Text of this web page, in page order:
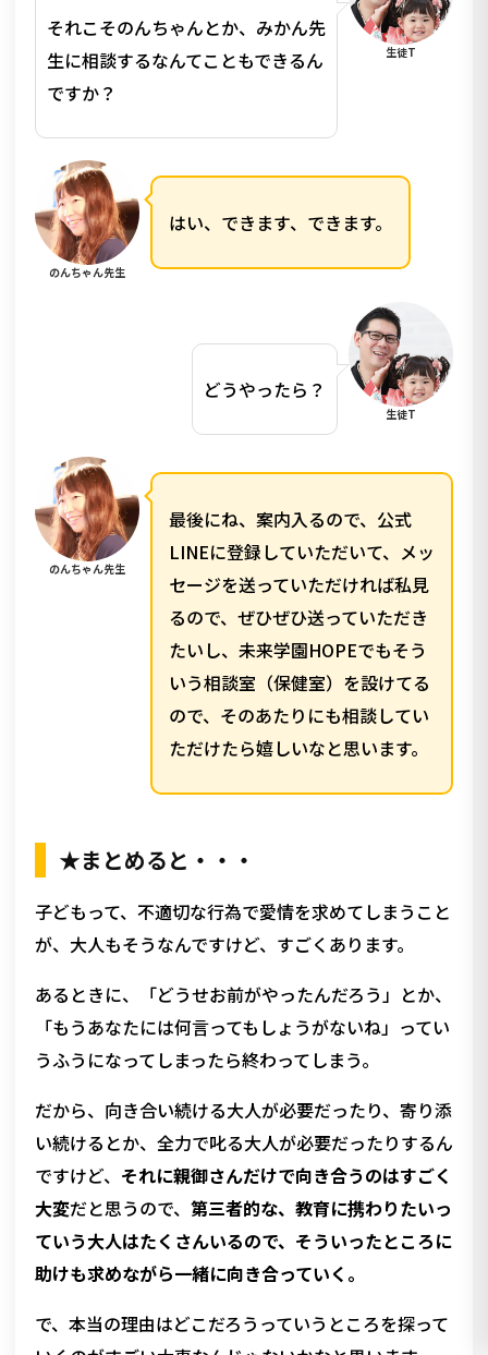
それこそのんちゃんとか、みかん先
生に相談するなんてこともできるん
ですか？
生徒T
のんちゃん先生
はい、できます、できます。
どうやったら？
生徒T
のんちゃん先生
最後にね、案内入るので、公式
LINEに登録していただいて、メッ
セージを送っていただければ私見
るので、ぜひぜひ送っていただき
たいし、未来学園HOPEでもそう
いう相談室（保健室）を設けてる
ので、そのあたりにも相談してい
ただけたら嬉しいなと思います。
★まとめると・・・
子どもって、不適切な行為で愛情を求めてしまうこと
が、大人もそうなんですけど、すごくあります。
あるときに、「どうせお前がやったんだろう」とか、
「もうあなたには何言ってもしょうがないね」ってい
うふうになってしまったら終わってしまう。
だから、向き合い続ける大人が必要だったり、寄り添
い続けるとか、全力で叱る大人が必要だったりするん
ですけど、 それに親御さんだけで向き合うのはすごく
大変だと思うので、 第三者的な、教育に携わりたいっ
ていう大人はたくさんいるので、そういったところに
助けも求めながら一緒に向き合っていく。
で、本当の理由はどこだろうっていうところを探って